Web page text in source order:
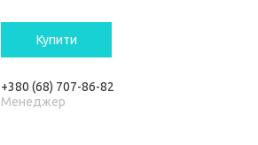
Купити
+380 (68) 707-86-82
Менеджер